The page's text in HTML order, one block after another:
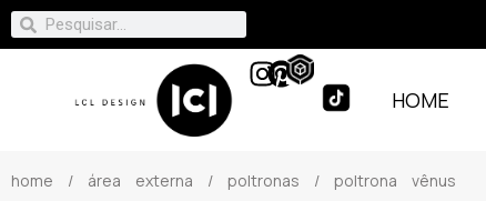
HOME
home / área externa / poltronas / poltrona vênus